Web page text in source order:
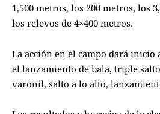
1,500 metros, los 200 metros, los
los relevos de 4×400 metros.
La acción en el campo dará inicio
el lanzamiento de bala, triple
varonil, salto a lo alto,